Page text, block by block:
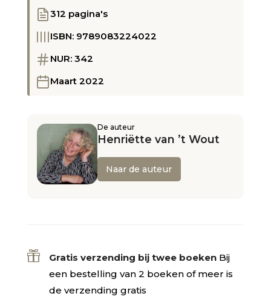
312 pagina's
ISBN: 9789083224022
NUR: 342
Maart 2022
De auteur
Henriëtte van ’t Wout
Naar de auteur
 Gratis verzending bij twee boeken Bij
een bestelling van 2 boeken of meer is
de verzending gratis